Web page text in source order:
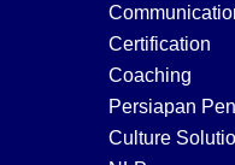
Certification
Coaching
Persiapan
Culture